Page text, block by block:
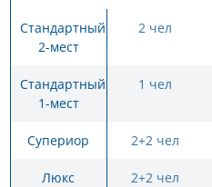
Стандартный
2-мест
2 чел
Стандартный
1-мест
1 чел
Супериор 2+2 чел
Люкс 2+2 чел